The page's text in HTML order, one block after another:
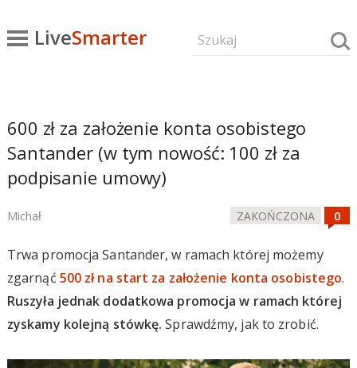
LiveSmarter
600 zł za założenie konta osobistego
Santander (w tym nowość: 100 zł za
podpisanie umowy)
Michał ZAKOŃCZONA
Trwa promocja Santander, w ramach której możemy
zgarnąć 500 zł na start za założenie konta osobistego.
Ruszyła jednak dodatkowa promocja w ramach której
zyskamy kolejną stówkę. Sprawdźmy, jak to zrobić.